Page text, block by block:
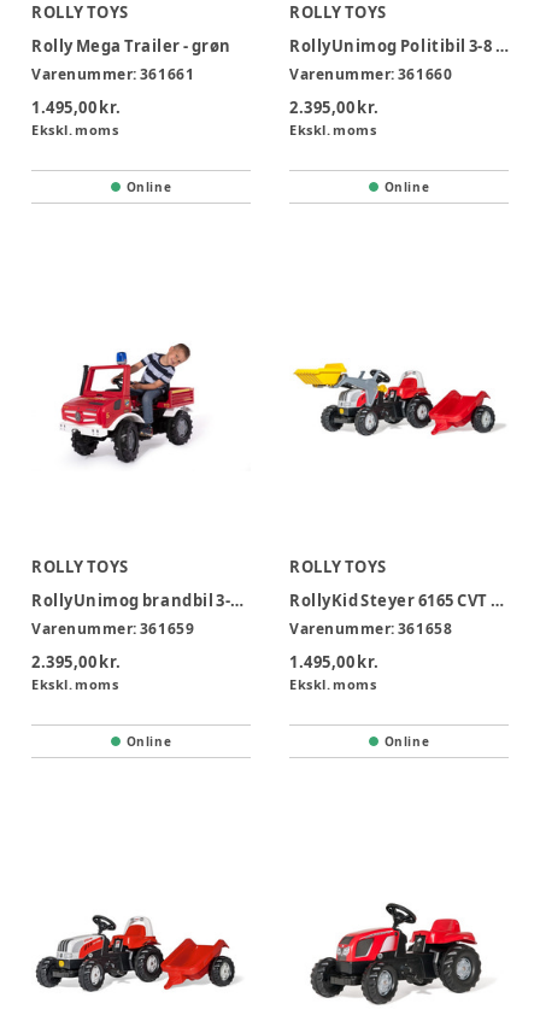
ROLLY TOYS
Rolly Mega Trailer - grøn
Varenummer:361661
1.495,00 kr.
Ekskl. moms
Online
ROLLY TOYS
RollyUnimog Politibil 3-8 år
Varenummer:361660
2.395,00 kr.
Ekskl. moms
Online
ROLLY TOYS
RollyUnimog brandbil 3-8 år
Varenummer:361659
2.395,00 kr.
Ekskl. moms
Online
ROLLY TOYS
RollyKid Steyer 6165 CVT m/anhænger grab 2,5-5 år
Varenummer:361658
1.495,00 kr.
Ekskl. moms
Online